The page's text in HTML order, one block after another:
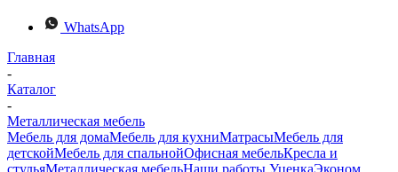
WhatsApp
Главная
-
Каталог
-
Металлическая мебель
Мебель для домаМебель для кухниМатраcыМебель для
детскойМебель для спальнойОфисная мебельКресла и
стульяМеталлическая мебельНаши работы УценкаЭконом